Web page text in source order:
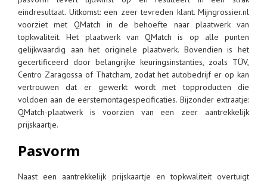
eindresultaat. Uitkomst: een zeer tevreden klant. Mijngrossier.nl
voorziet met QMatch in de behoefte naar plaatwerk van
topkwaliteit. Het plaatwerk van QMatch is op alle punten
gelijkwaardig aan het originele plaatwerk. Bovendien is het
gecertificeerd door belangrijke keuringsinstanties, zoals TÜV,
Centro Zaragossa of Thatcham, zodat het autobedrijf er op kan
vertrouwen dat er gewerkt wordt met topproducten die
voldoen aan de eerstemontagespecificaties. Bijzonder extraatje:
QMatch-plaatwerk is voorzien van een zeer aantrekkelijk
prijskaartje.
Pasvorm
Naast een aantrekkelijk prijskaartje en topkwaliteit overtuigt